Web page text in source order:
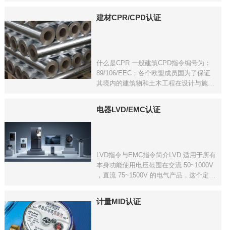
替了原成员国各自的准入制度，
建材CPR/CPD认证
什么是CPR 一般建筑CPD指令编号为：
89/106/EEC；各个欧盟成员国为了保证
其境内的建筑物和土木工程在设计与施工
基本要求；同时不仅关系到建筑物的安
电器LVD/EMC认证
LVD指令与EMC指令简介LVD 适用于所有
本身功能使用电压范围在交流 50~1000V
，直流 75~1500V 的电气产品，这个定义
中，直流 12V的电路所造成的危
计量MID认证